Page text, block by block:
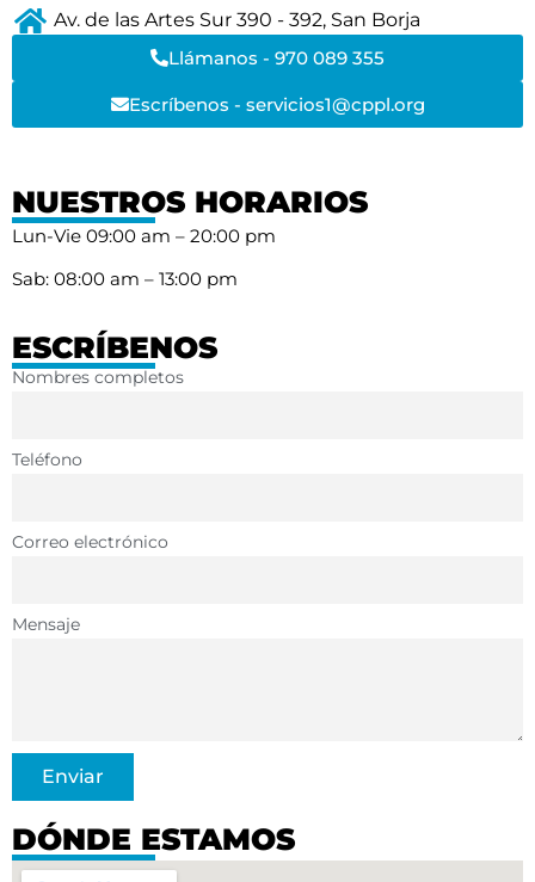
Av. de las Artes Sur 390 - 392, San Borja
Llámanos - 970 089 355
Escríbenos - servicios1@cppl.org
NUESTROS HORARIOS
Lun-Vie 09:00 am – 20:00 pm
Sab: 08:00 am – 13:00 pm
ESCRÍBENOS
Nombres completos
Teléfono
Correo electrónico
Mensaje
Enviar
DÓNDE ESTAMOS